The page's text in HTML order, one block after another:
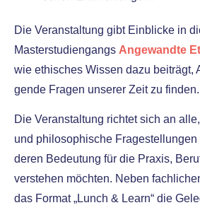
Die Veranstaltung gibt Einblicke in
Masterstudiengangs Angewandte
wie ethi­sches Wissen dazu bei­trägt,
gen­de Fragen unse­rer Zeit zu fin­den.
Die Veranstaltung rich­tet sich an
und phi­lo­so­phi­sche Fragestellungen
deren Bedeutung für die Praxis,
ver­ste­hen möch­ten. Neben
das Format „Lunch & Learn“ die